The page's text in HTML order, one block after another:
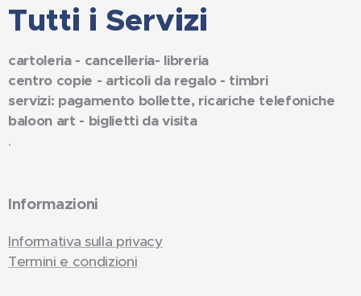
Tutti i Servizi
cartoleria - cancelleria- libreria
centro copie - articoli da regalo - timbri
servizi: pagamento bollette, ricariche telefoniche
baloon art - biglietti da visita
.
Informazioni
Informativa sulla privacy
Termini e condizioni